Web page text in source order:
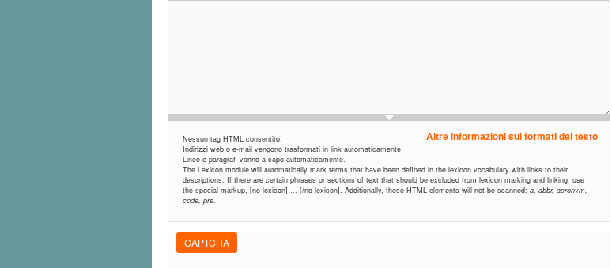
Altre informazioni sui formati del testo
Nessun tag HTML consentito.
Indirizzi web o e-mail vengono trasformati in link automaticamente
Linee e paragrafi vanno a capo automaticamente.
The Lexicon module will automatically mark terms that have been defined in the lexicon vocabulary with links to their
descriptions. If there are certain phrases or sections of text that should be excluded from lexicon marking and linking, use
the special markup, [no-lexicon] ... [/no-lexicon]. Additionally, these HTML elements will not be scanned: a, abbr, acronym,
code, pre.
CAPTCHA